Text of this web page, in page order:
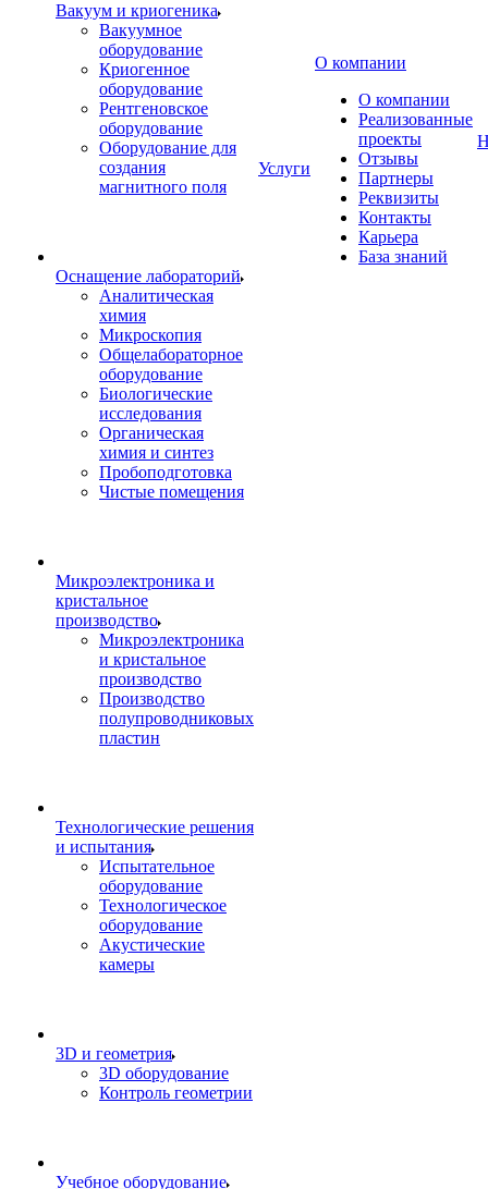
Вакуум и криогеника
Вакуумное
оборудование
Криогенное
оборудование
Рентгеновское
оборудование
Оборудование для
создания
магнитного поля
Оснащение лабораторий
Аналитическая
химия
Микроскопия
Общелабораторное
оборудование
Биологические
исследования
Органическая
химия и синтез
Пробоподготовка
Чистые помещения
Микроэлектроника и
кристальное
производство
Микроэлектроника
и кристальное
производство
Производство
полупроводниковых
пластин
Технологические решения
и испытания
Испытательное
оборудование
Технологическое
оборудование
Акустические
камеры
3D и геометрия
3D оборудование
Контроль геометрии
Учебное оборудование
Услуги
О компании
О компании
Реализованные
проекты
Отзывы
Партнеры
Реквизиты
Контакты
Карьера
База знаний